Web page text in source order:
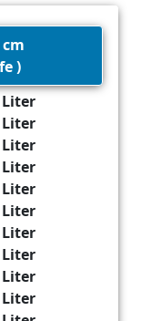
)
Liter
Liter
Liter
Liter
Liter
Liter
Liter
Liter
Liter
Liter